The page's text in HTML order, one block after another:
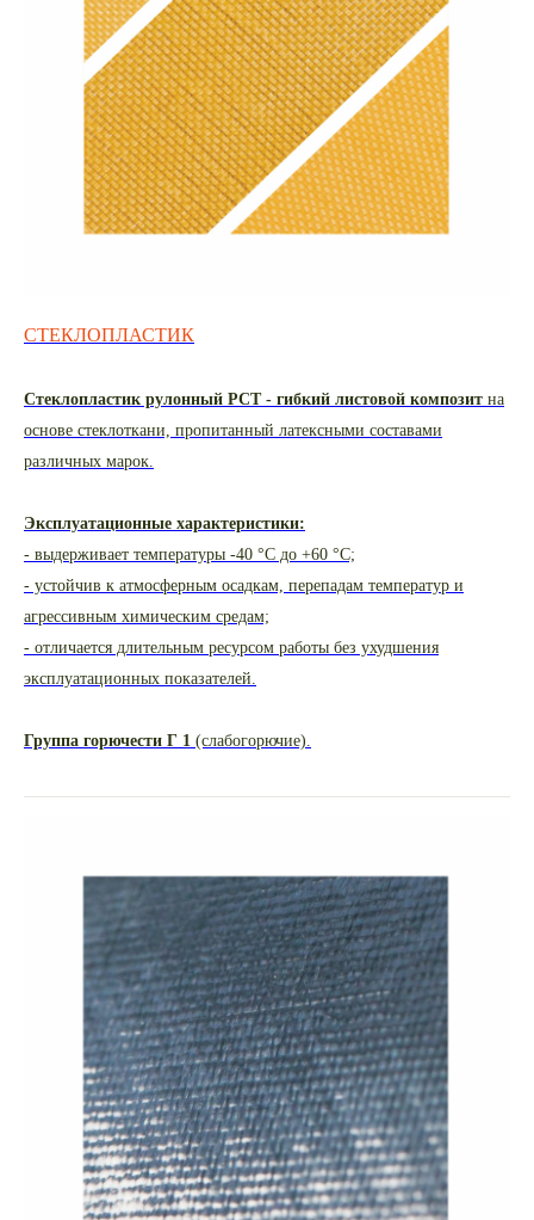
СТЕКЛОПЛАСТИК
Стеклопластик рулонный РСТ - гибкий листовой композит на
основе стеклоткани, пропитанный латексными составами
различных марок.
Эксплуатационные характеристики:
- выдерживает температуры -40 °С до +60 °С;
- устойчив к атмосферным осадкам, перепадам температур и
агрессивным химическим средам;
- отличается длительным ресурсом работы без ухудшения
эксплуатационных показателей.
Группа горючести Г 1 (слабогорючие).